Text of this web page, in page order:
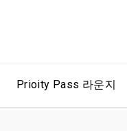
Prioity Pass 라운지